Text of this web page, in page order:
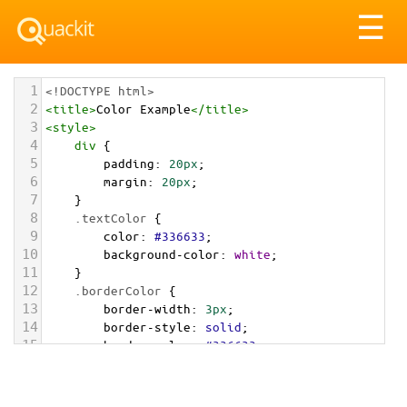
☰
1 <!DOCTYPE html>
2 <title>Color Example</title>
3 <style>
4 div {
5 padding: 20px;
6 margin: 20px;
7 }
8 .textColor {
9 color: #336633;
10 background-color: white;
11 }
12 .borderColor {
13 border-width: 3px;
14 border-style: solid;
15 border-color: #336633;